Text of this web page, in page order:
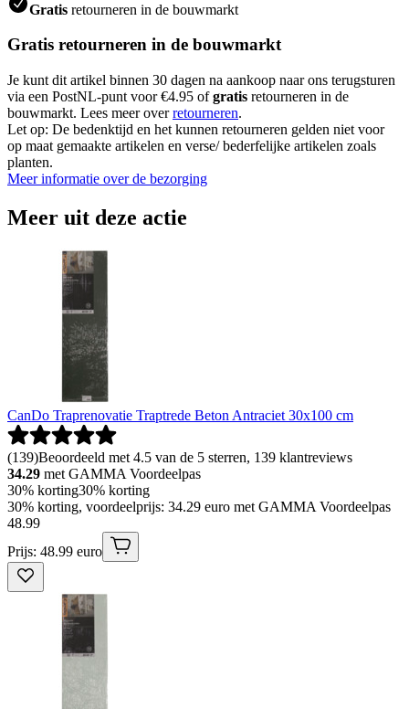
Gratis retourneren in de bouwmarkt
Gratis retourneren in de bouwmarkt
Je kunt dit artikel binnen 30 dagen na aankoop naar ons terugsturen
via een PostNL-punt voor €4.95 ofgratis retourneren in de
bouwmarkt. Lees meer overretourneren.
Let op: De bedenktijd en het kunnen retourneren gelden niet voor
op maat gemaakte artikelen en verse/ bederfelijke artikelen zoals
planten.
Meer informatie over de bezorging
Meer uit deze actie
CanDo Traprenovatie Traptrede Beton Antraciet 30x100 cm
(139)Beoordeeld met 4.5 van de 5 sterren, 139 klantreviews
34.29 met GAMMA Voordeelpas
30% korting30% korting
30% korting, voordeelprijs: 34.29 euro met GAMMA Voordeelpas
48.99
Prijs: 48.99 euro